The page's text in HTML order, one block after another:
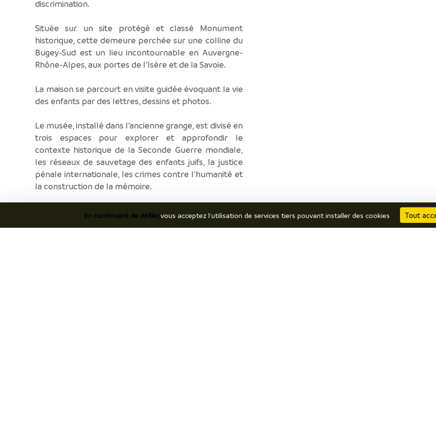
discrimination.
Située sur un site protégé et classé Monument
historique, cette demeure perchée sur une colline du
Bugey-Sud est un lieu incontournable en Auvergne-
Rhône-Alpes, aux portes de l’Isère et de la Savoie.
La maison se parcourt en visite guidée évoquant la vie
des enfants par des lettres, dessins et photos.
Le musée, installé dans l’ancienne grange, est divisé en
trois espaces pour explorer et approfondir le
contexte historique de la Seconde Guerre mondiale,
les réseaux de sauvetage des enfants juifs, la justice
pénale internationale, les crimes contre l’humanité et
la construction de la mémoire.
l’exposition de ses collections, des documents et
En continuant de défiler,vous acceptez l'utilisation de services tiers pouvant installer des cookies Tout